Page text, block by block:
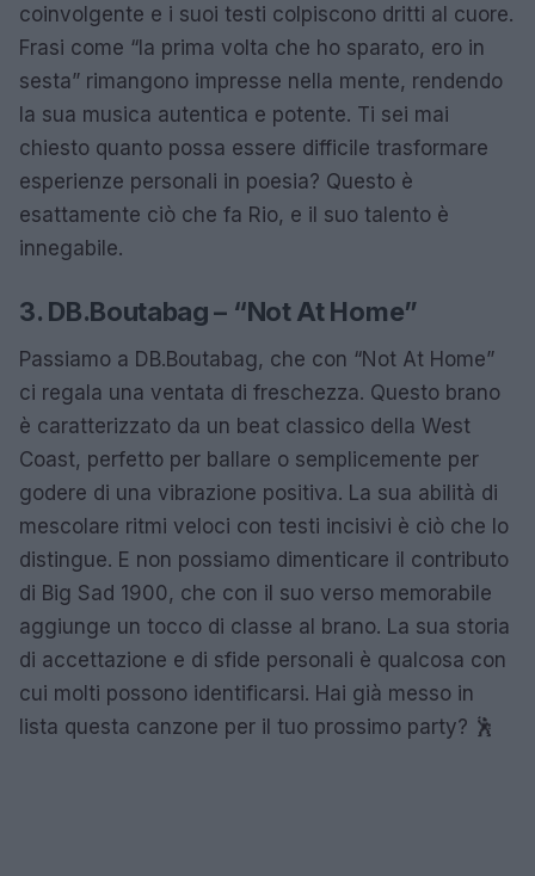
coinvolgente e i suoi testi colpiscono dritti al cuore.
Frasi come “la prima volta che ho sparato, ero in
sesta” rimangono impresse nella mente, rendendo
la sua musica autentica e potente. Ti sei mai
chiesto quanto possa essere difficile trasformare
esperienze personali in poesia? Questo è
esattamente ciò che fa Rio, e il suo talento è
innegabile.
3. DB.Boutabag – “Not At Home”
Passiamo a DB.Boutabag, che con “Not At Home”
ci regala una ventata di freschezza. Questo brano
è caratterizzato da un beat classico della West
Coast, perfetto per ballare o semplicemente per
godere di una vibrazione positiva. La sua abilità di
mescolare ritmi veloci con testi incisivi è ciò che lo
distingue. E non possiamo dimenticare il contributo
di Big Sad 1900, che con il suo verso memorabile
aggiunge un tocco di classe al brano. La sua storia
di accettazione e di sfide personali è qualcosa con
cui molti possono identificarsi. Hai già messo in
lista questa canzone per il tuo prossimo party? 🕺